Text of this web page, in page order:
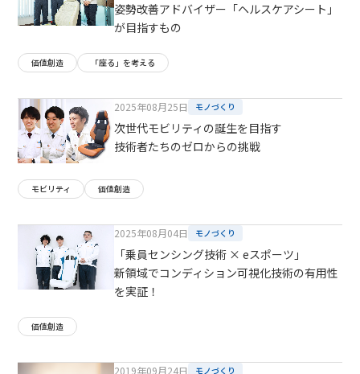
姿勢改善アドバイザー「ヘルスケアシート」
が目指すもの
価値創造 「座る」を考える
2025年08月25日 モノづくり
次世代モビリティの誕生を目指す
技術者たちのゼロからの挑戦
モビリティ 価値創造
2025年08月04日 モノづくり
「乗員センシング技術 × eスポーツ」
新領域でコンディション可視化技術の有用性
を実証！
価値創造
2019年09月24日 モノづくり